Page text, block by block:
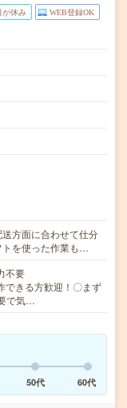
が休み WEB登録OK
方面に合わせて仕分
トを使った作業も…
不要
きる方歓迎！〇まず
で気…
50代 60代